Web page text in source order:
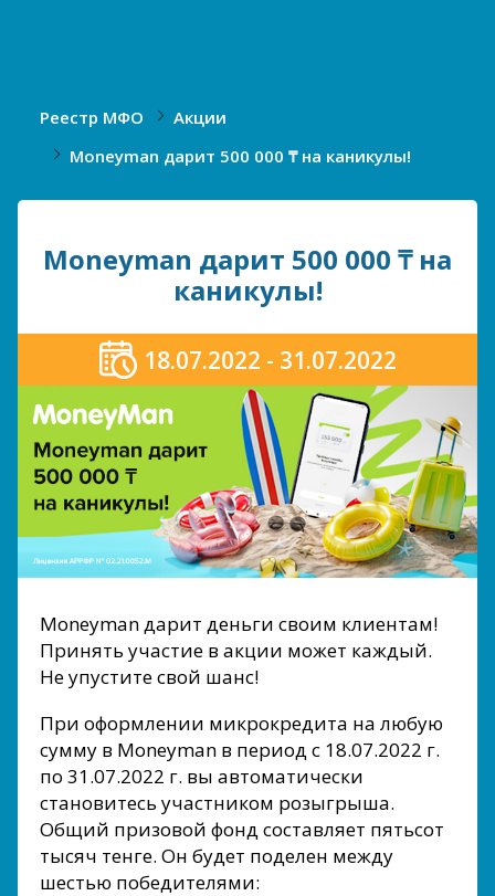
Реестр МФО
Акции
Moneyman дарит 500 000 ₸ на каникулы!
Moneyman дарит 500 000 ₸ на
каникулы!
18.07.2022 - 31.07.2022
Moneyman дарит деньги своим клиентам!
Принять участие в акции может каждый.
Не упустите свой шанс!
При оформлении микрокредита на любую
сумму в Moneyman в период с 18.07.2022 г.
по 31.07.2022 г. вы автоматически
становитесь участником розыгрыша.
Общий призовой фонд составляет пятьсот
тысяч тенге. Он будет поделен между
шестью победителями: